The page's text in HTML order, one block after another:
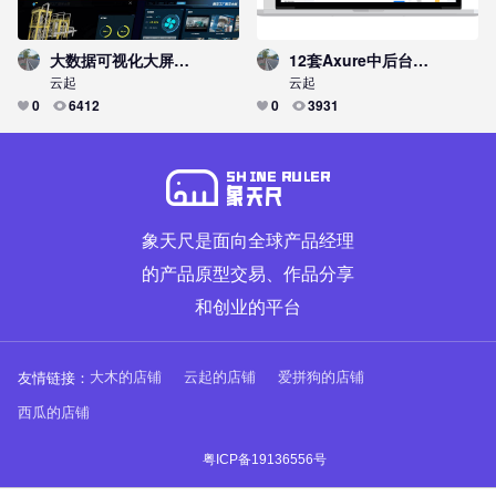
大数据可视化大屏，数字工厂数字大屏+统计图表+原型模板
云起
0 6412
12套Axure中后台管理信息系统通用原型方案
云起
0 3931
象天尺是面向全球产品经理
的产品原型交易、作品分享
和创业的平台
友情链接： 大木的店铺 云起的店铺 爱拼狗的店铺
西瓜的店铺
粤ICP备19136556号